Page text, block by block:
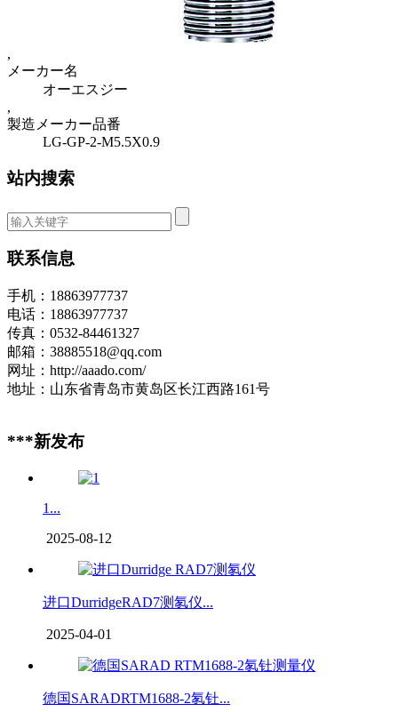
,
メーカー名
オーエスジー
,
製造メーカー品番
LG-GP-2-M5.5X0.9
站内搜索
联系信息
手机：18863977737
电话：18863977737
传真：0532-84461327
邮箱：38885518@qq.com
网址：http://aaado.com/
地址：山东省青岛市黄岛区长江西路161号
***新发布
1...
2025-08-12
进口DurridgeRAD7测氡仪...
2025-04-01
德国SARADRTM1688-2氡钍...